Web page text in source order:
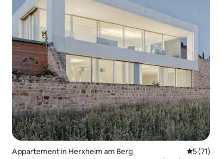
Appartement in Herxheim am Berg
5 (71)